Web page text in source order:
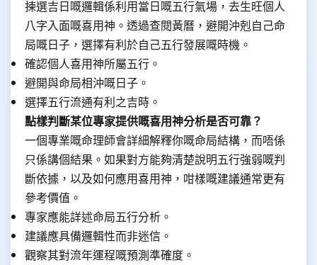
揀選吉日嘅邏輯係利用當日嘅五行氣場，去生旺個人
八字入面嘅喜用神。透過查閱黃曆，避開沖剋自己命
局嘅日子，選擇有利於自己五行發展嘅時機。
確認個人喜用神所屬五行。
避開與命局相沖嘅日子。
選擇五行流通有利之吉時。
點樣判斷某位專家提供嘅喜用神分析是否可靠？
一個專業嘅命理師會詳細解釋你嘅命局結構，而唔係
只係講個結果。如果對方能夠清楚說明五行強弱嘅判
斷依據，以及如何應用喜用神，咁樣嘅建議通常更有
參考價值。
專家應能詳述命局五行分析。
建議應具備邏輯性而非迷信。
觀察其對流年運程嘅預測準確度。